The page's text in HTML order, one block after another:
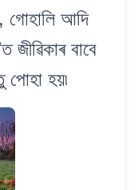
গোহালি আদি
বাবে
পোহা হয়৷